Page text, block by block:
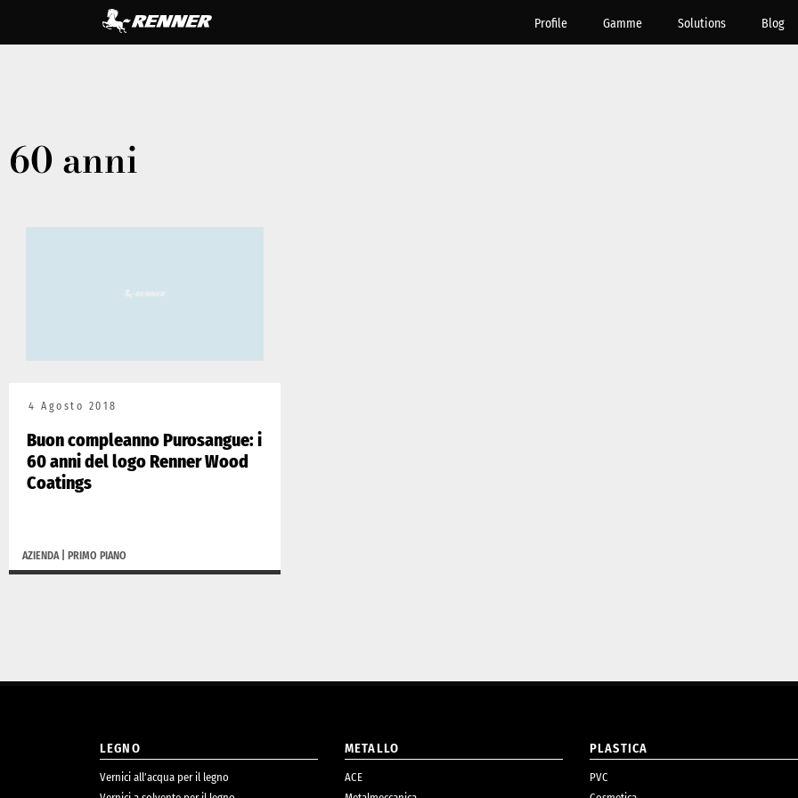
Profile Gamme Solutions Blog
60 anni
4 Agosto 2018
Buon compleanno Purosangue: i
60 anni del logo Renner Wood
Coatings
AZIENDA| PRIMO PIANO
LEGNO
Vernici all’acqua per il legno
METALLO
ACE
PLASTICA
PVC